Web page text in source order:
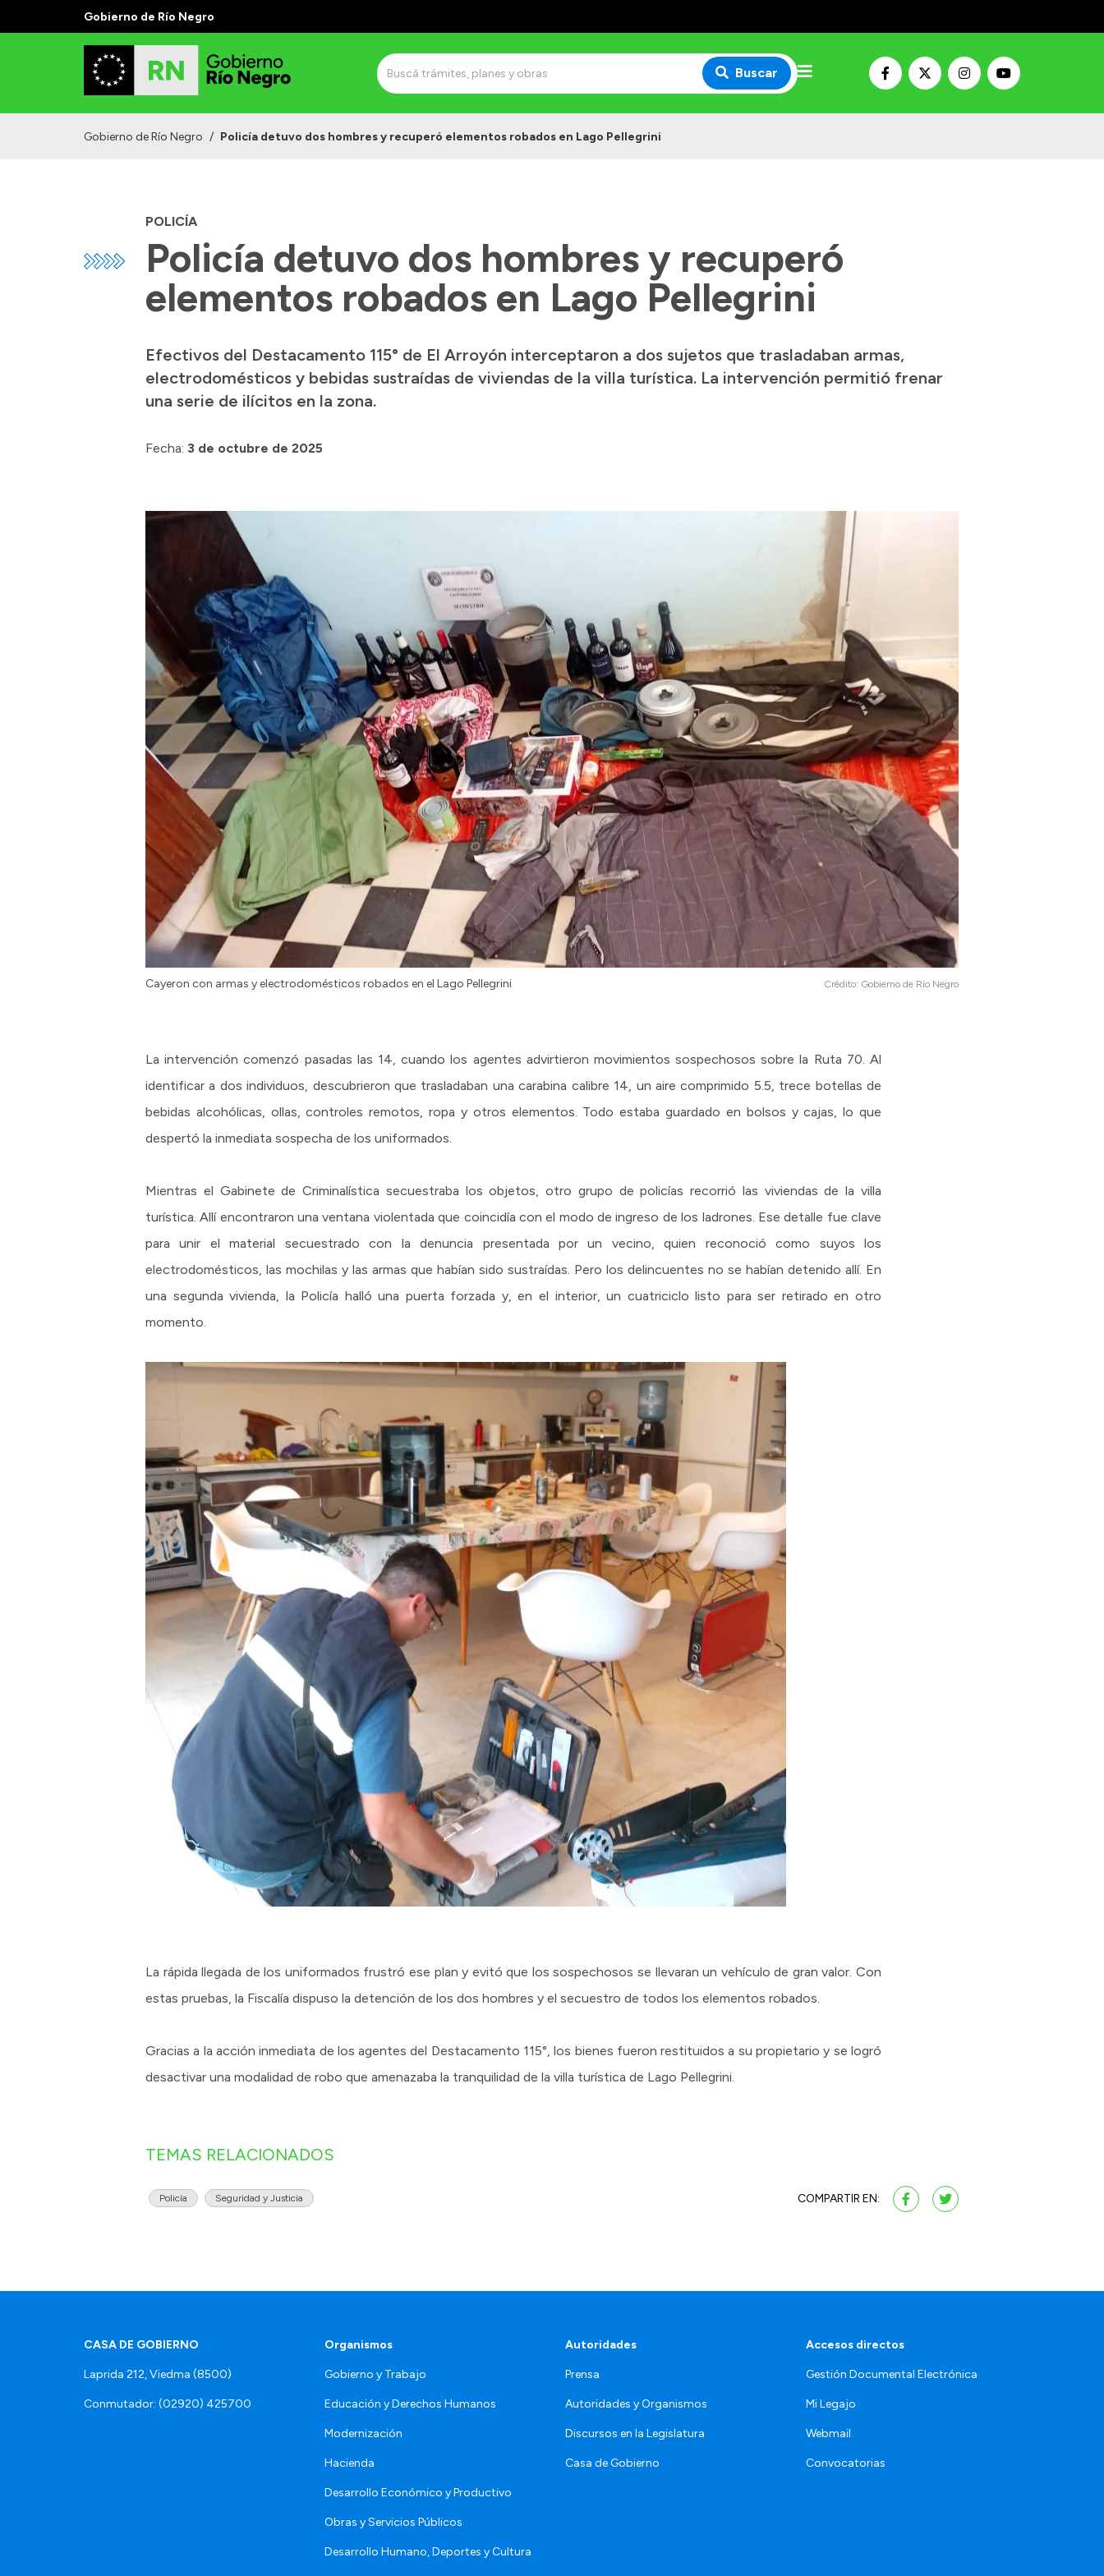
Gobierno de Río Negro
Buscar
Gobierno de Río Negro / Policía detuvo dos hombres y recuperó elementos robados en Lago Pellegrini
POLICÍA
Policía detuvo dos hombres y recuperó
elementos robados en Lago Pellegrini
Efectivos del Destacamento 115° de El Arroyón interceptaron a dos sujetos que trasladaban armas,
electrodomésticos y bebidas sustraídas de viviendas de la villa turística. La intervención permitió frenar
una serie de ilícitos en la zona.
Fecha: 3 de octubre de 2025
Cayeron con armas y electrodomésticos robados en el Lago Pellegrini Crédito: Gobierno de Río Negro
La intervención comenzó pasadas las 14, cuando los agentes advirtieron movimientos sospechosos sobre la Ruta 70. Al
identificar a dos individuos, descubrieron que trasladaban una carabina calibre 14, un aire comprimido 5.5, trece botellas de
bebidas alcohólicas, ollas, controles remotos, ropa y otros elementos. Todo estaba guardado en bolsos y cajas, lo que
despertó la inmediata sospecha de los uniformados.
Mientras el Gabinete de Criminalística secuestraba los objetos, otro grupo de policías recorrió las viviendas de la villa
turística. Allí encontraron una ventana violentada que coincidía con el modo de ingreso de los ladrones. Ese detalle fue clave
para unir el material secuestrado con la denuncia presentada por un vecino, quien reconoció como suyos los
electrodomésticos, las mochilas y las armas que habían sido sustraídas. Pero los delincuentes no se habían detenido allí. En
una segunda vivienda, la Policía halló una puerta forzada y, en el interior, un cuatriciclo listo para ser retirado en otro
momento.
La rápida llegada de los uniformados frustró ese plan y evitó que los sospechosos se llevaran un vehículo de gran valor. Con
estas pruebas, la Fiscalía dispuso la detención de los dos hombres y el secuestro de todos los elementos robados.
Gracias a la acción inmediata de los agentes del Destacamento 115°, los bienes fueron restituidos a su propietario y se logró
desactivar una modalidad de robo que amenazaba la tranquilidad de la villa turística de Lago Pellegrini.
TEMAS RELACIONADOS
Policía Seguridad y Justicia COMPARTIR EN:
CASA DE GOBIERNO
Laprida 212, Viedma (8500)
Conmutador: (02920) 425700
Organismos
Gobierno y Trabajo
Educación y Derechos Humanos
Modernización
Hacienda
Desarrollo Económico y Productivo
Obras y Servicios Públicos
Desarrollo Humano, Deportes y Cultura
Autoridades
Prensa
Autoridades y Organismos
Discursos en la Legislatura
Casa de Gobierno
Accesos directos
Gestión Documental Electrónica
Mi Legajo
Webmail
Convocatorias